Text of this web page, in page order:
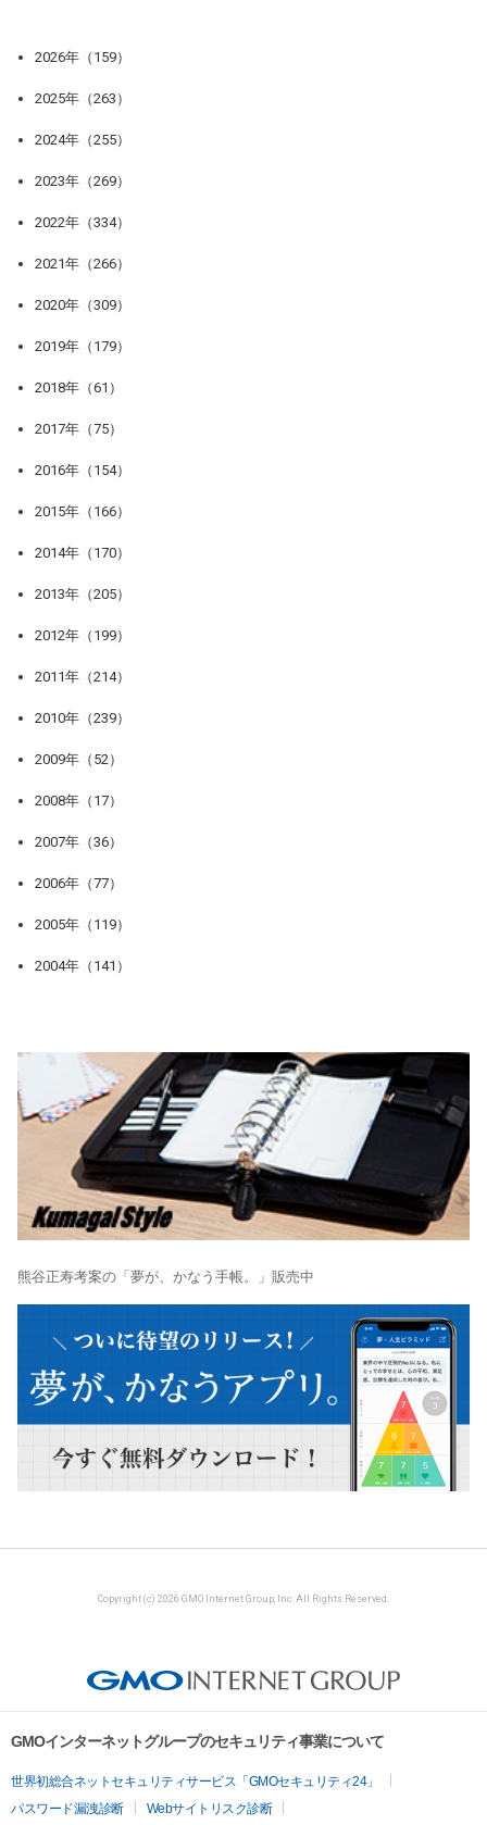
2026年（159）
2025年（263）
2024年（255）
2023年（269）
2022年（334）
2021年（266）
2020年（309）
2019年（179）
2018年（61）
2017年（75）
2016年（154）
2015年（166）
2014年（170）
2013年（205）
2012年（199）
2011年（214）
2010年（239）
2009年（52）
2008年（17）
2007年（36）
2006年（77）
2005年（119）
2004年（141）
熊谷正寿考案の「夢が、かなう手帳。」販売中
Copyright (c) 2026 GMO Internet Group, Inc. All Rights Reserved.
GMOインターネットグループのセキュリティ事業について
世界初総合ネットセキュリティサービス「GMOセキュリティ24」
パスワード漏洩診断
Webサイトリスク診断